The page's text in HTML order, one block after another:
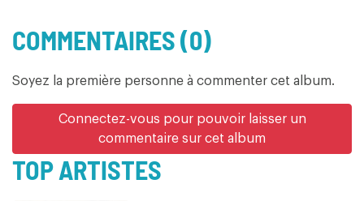
COMMENTAIRES (0)
Soyez la première personne à commenter cet album.
Connectez-vous pour pouvoir laisser un
commentaire sur cet album
TOP ARTISTES